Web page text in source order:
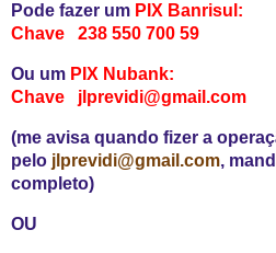
Pode fazer um PIX Banrisul:
Chave 238 550 700 59
Ou um PIX Nubank:
Chave jlprevidi@gmail.com
(me avisa quando fizer a
pelo jlprevidi@gmail.com,
completo)
OU